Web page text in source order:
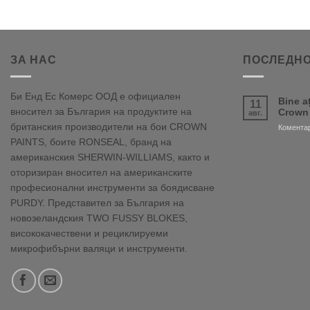
ЗА НАС
Би Енд Ес Комерс ООД е официален
вносител за България на продуктите на
британския производители на бои CROWN
PAINTS, боите RONSEAL, бранд на
американския SHERWIN-WILLIAMS, както и
оторизиран вносител на американските
професионални инструменти за боядисване
PURDY. Представител за България на
новозеландския TWO FUSSY BLOKES,
висококачествени и рециклируеми
микрофибърни валяци и инструменти.
11
авг.
Bine
Crown